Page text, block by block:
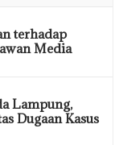
terhadap
Media
Lampung,
Dugaan Kasus